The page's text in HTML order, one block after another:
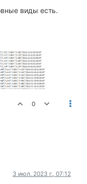
виды есть.
0
3 июл. 2023 г., 07:12